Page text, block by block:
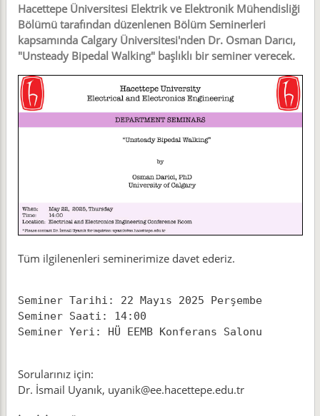
Hacettepe Üniversitesi Elektrik ve Elektronik Mühendisliği
Bölümü tarafından düzenlenen Bölüm Seminerleri
kapsamında Calgary Üniversitesi'nden Dr. Osman Darıcı,
"Unsteady Bipedal Walking" başlıklı bir seminer verecek.
Tüm ilgilenenleri seminerimize davet ederiz.
Seminer Tarihi: 22 Mayıs 2025 Perşembe
Seminer Saati: 14:00
Seminer Yeri: HÜ EEMB Konferans Salonu
Sorularınız için:
Dr. İsmail Uyanık, uyanik@ee.hacettepe.edu.tr